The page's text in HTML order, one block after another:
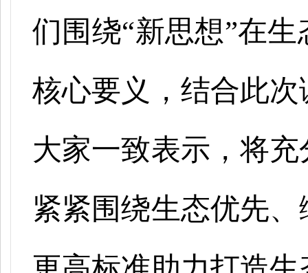
们围绕“新思想”在
核心要义，结合此
大家一致表示，将
紧紧围绕生态优先